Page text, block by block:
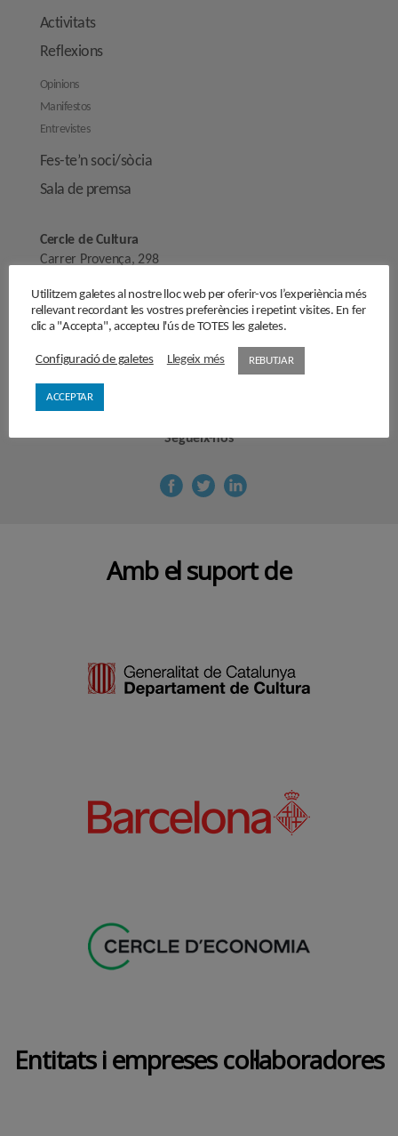
Activitats
Reflexions
Opinions
Manifestos
Entrevistes
Fes-te’n soci/sòcia
Sala de premsa
Cercle de Cultura
Carrer Provença, 298
secretaria@cercledecultura.org
comunicaciocc@cercledecultura.org
Nota Legal
Avís legal
Segueix-nos
Amb el suport de
Entitats i empreses col·laboradores
Utilitzem galetes al nostre lloc web per oferir-vos l’experiència més
rellevant recordant les vostres preferències i repetint visites. En fer
clic a "Accepta", accepteu l'ús de TOTES les galetes.
Configuració de galetes Llegeix més REBUTJAR
ACCEPTAR